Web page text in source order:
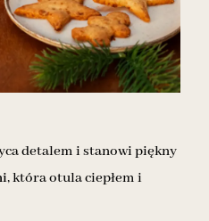
detalem i stanowi piękny
, która otula ciepłem i